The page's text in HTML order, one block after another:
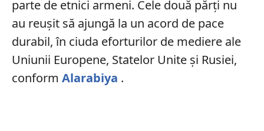
parte de etnici armeni. Cele două părți nu
au reușit să ajungă la un acord de pace
durabil, în ciuda eforturilor de mediere ale
Uniunii Europene, Statelor Unite și Rusiei,
conform Alarabiya .